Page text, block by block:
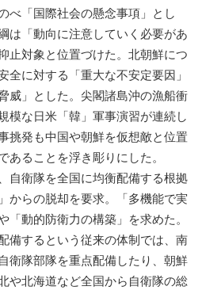
べ「国際社会の懸念事項」とし
は「動向に注意していく必要があ
止対象と位置づけた。北朝鮮につ
全に対する「重大な不安定要因」
威」とした。尖閣諸島沖の漁船衝
模な日米「韓」軍事演習が連続し
挑発も中国や朝鮮を仮想敵と位置
あることを浮き彫りにした。
自衛隊を全国に均衡配備する根拠
からの脱却を要求。「多機能で実
「動的防衛力の構築」を求めた。
備するという従来の体制では、南
衛隊部隊を重点配備したり、朝鮮
や北海道など全国から自衛隊の総